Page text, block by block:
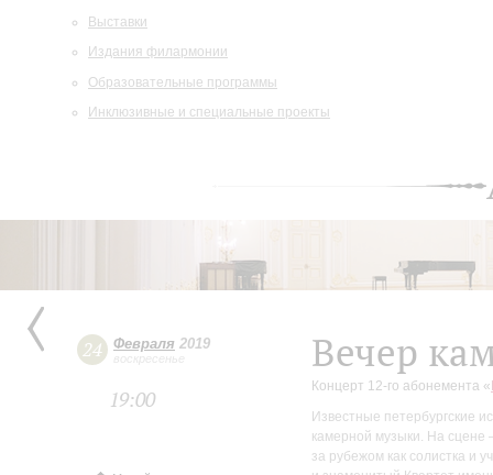
Выставки
Издания филармонии
Образовательные программы
Инклюзивные и специальные проекты
24 Февраля 2019
воскресенье
19:00
Вечер
Концерт 12-го абонемента «
Известные петербургские
камерной музыки. На сцене
за рубежом как солистка и